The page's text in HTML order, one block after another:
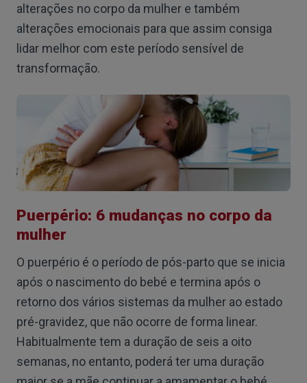
alterações no corpo da mulher e também
alterações emocionais para que assim consiga
lidar melhor com este período sensível de
transformação.
Puerpério: 6 mudanças no corpo da
mulher
O puerpério é o período de pós-parto que se inicia
após o nascimento do bebé e termina após o
retorno dos vários sistemas da mulher ao estado
pré-gravidez, que não ocorre de forma linear.
Habitualmente tem a duração de seis a oito
semanas, no entanto, poderá ter uma duração